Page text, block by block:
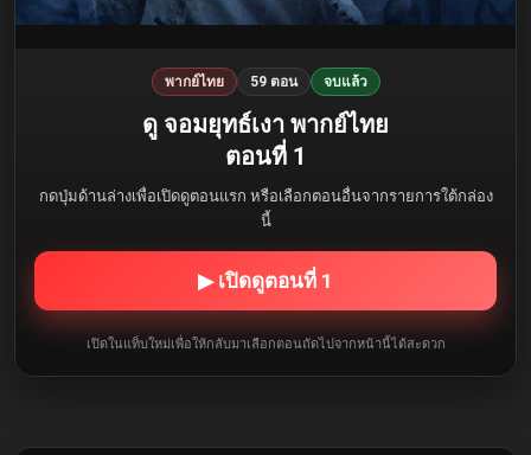
พากย์ไทย 59 ตอน จบแล้ว
ดู จอมยุทธ์เงา พากย์ไทย
ตอนที่ 1
กดปุ่มด้านล่างเพื่อเปิดดูตอนแรก หรือเลือกตอนอื่นจากรายการใต้กล่อง
นี้
▶ เปิดดูตอนที่ 1
เปิดในแท็บใหม่เพื่อให้กลับมาเลือกตอนถัดไปจากหน้านี้ได้สะดวก